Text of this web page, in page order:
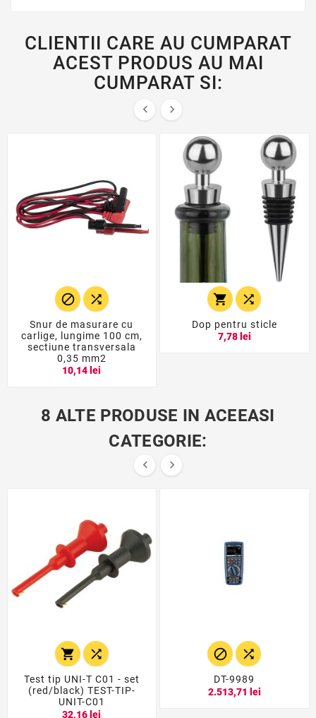
CLIENTII CARE AU CUMPARAT
ACEST PRODUS AU MAI
CUMPARAT SI:
 
 
Snur de masurare cu
carlige, lungime 100 cm,
sectiune transversala
0,35 mm2
10,14 lei
 
Dop pentru sticle
7,78 lei
8 ALTE PRODUSE IN ACEEASI
CATEGORIE:
 
 
Test tip UNI-T C01 - set
(red/black) TEST-TIP-
UNIT-C01
32,16 lei
 
DT-9989
2.513,71 lei